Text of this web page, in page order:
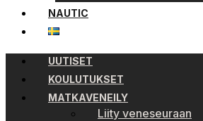
NAUTIC
UUTISET
KOULUTUKSET
MATKAVENEILY
Liity veneseuraan